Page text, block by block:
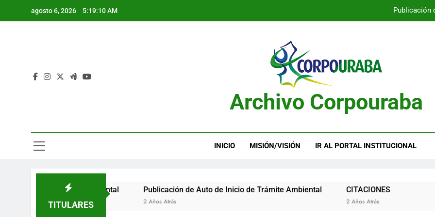
agosto 6, 2026 5:19:11 AM Publicación
Publicación
Archivo Corpouraba
INICIO MISIÓN/VISIÓN IR AL PORTAL INSTITUCIONAL
TITULARES
de Trámite Ambiental Publicación de Auto de Inicio de Trámite Ambiental
2 Años Atrás
CITACIONES
2 Años Atrás 2